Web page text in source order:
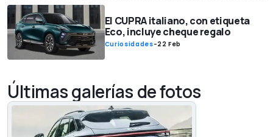
El CUPRA italiano, con etiqueta
Eco, incluye cheque regalo
Curiosidades-22 Feb
Últimas galerías de fotos